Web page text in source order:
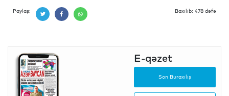
Paylaş: Baxılıb: 478 dəfə
E-qəzet
Son Buraxılış